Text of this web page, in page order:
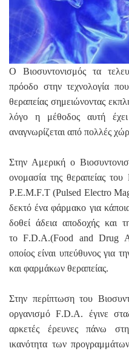
Ο Βιοσυντονισμός τα
πρόοδο στην τεχνολογία
θεραπείας σημειώνοντας
λόγο η μέθοδος αυτή
αναγνωρίζεται από πολλές
Στην Αμερική ο
ονομασία της θεραπείας
P.E.M.F.Τ (Pulsed Electro
δεκτό ένα φάρμακο για
δοθεί άδεια αποδοχής και
τοF.D.A.(Food and Drug
οποίος είναι υπεύθυνος για
και φαρμάκων θεραπείας.
Στην περίπτωση του
οργανισμόF.D.A. έγινε
αρκετές έρευνες πάνω
ικανότητα των